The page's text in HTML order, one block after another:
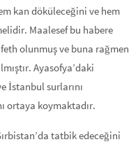
kan döküleceğini ve hem
Maalesef bu habere
olunmuş ve buna rağmen
Ayasofya’daki
İstanbul surlarını
ortaya koymaktadır.
tat­bik edeceğini